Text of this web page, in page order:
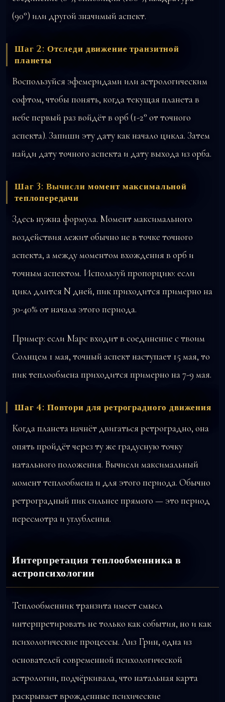
(90°) или другой значимый аспект.
Шаг 2: Отследи движение транзитной
планеты
Воспользуйся эфемеридами или астрологическим
софтом, чтобы понять, когда текущая планета в
небе первый раз войдёт в орб (1-2° от точного
аспекта). Запиши эту дату как начало цикла. Затем
найди дату точного аспекта и дату выхода из орба.
Шаг 3: Вычисли момент максимальной
теплопередачи
Здесь нужна формула. Момент максимального
воздействия лежит обычно не в точке точного
аспекта, а между моментом вхождения в орб и
точным аспектом. Используй пропорцию: если
цикл длится N дней, пик приходится примерно на
30-40% от начала этого периода.
Пример: если Марс входит в соединение с твоим
Солнцем 1 мая, точный аспект наступает 15 мая, то
пик теплообмена приходится примерно на 7-9 мая.
Шаг 4: Повтори для ретроградного движения
Когда планета начнёт двигаться ретроградно, она
опять пройдёт через ту же градусную точку
натального положения. Вычисли максимальный
момент теплообмена и для этого периода. Обычно
ретроградный пик сильнее прямого — это период
пересмотра и углубления.
Интерпретация теплообменника в
астропсихологии
Теплообменник транзита имеет смысл
интерпретировать не только как события, но и как
психологические процессы. Лиз Грин, одна из
основателей современной психологической
астрологии, подчёркивала, что натальная карта
раскрывает врожденные психические